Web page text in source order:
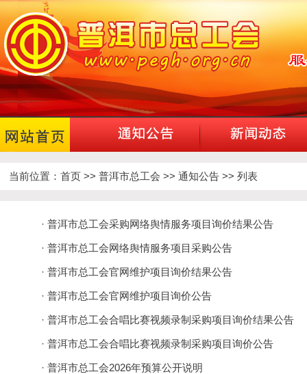
当前位置： 首页 >> 普洱市总工会 >> 通知公告 >> 列表
· 普洱市总工会采购网络舆情服务项目询价结果公告
· 普洱市总工会网络舆情服务项目采购公告
· 普洱市总工会官网维护项目询价结果公告
· 普洱市总工会官网维护项目询价公告
· 普洱市总工会合唱比赛视频录制采购项目询价结果公告
· 普洱市总工会合唱比赛视频录制采购项目询价公告
· 普洱市总工会2026年预算公开说明